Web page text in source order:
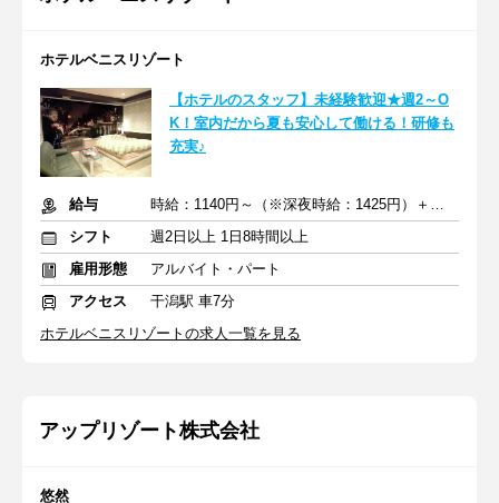
ホテルベニスリゾート
【ホテルのスタッフ】未経験歓迎★週2～O
K！室内だから夏も安心して働ける！研修も
充実♪
給与
時給：1140円～（※深夜時給：1425円）＋交通費
シフト
週2日以上 1日8時間以上
雇用形態
アルバイト・パート
アクセス
干潟駅 車7分
ホテルベニスリゾートの求人一覧を見る
アップリゾート株式会社
悠然